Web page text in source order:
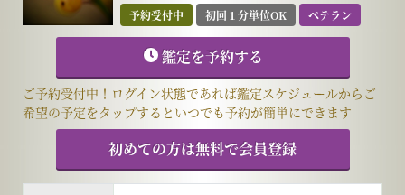
予約受付中 初回１分単位OK ベテラン
鑑定を予約する
ご予約受付中！ログイン状態であれば鑑定スケジュールからご
希望の予定をタップするといつでも予約が簡単にできます
初めての方は無料で会員登録